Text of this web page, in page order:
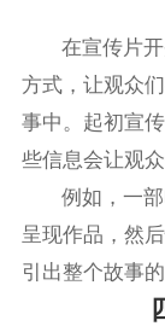
在宣传片
方式，让观众
事中。起初宣
些信息会让观
例如，一
呈现作品，然
引出整个故事的